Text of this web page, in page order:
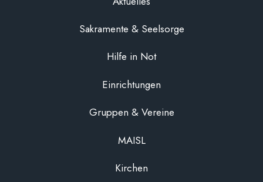
Sakramente & Seelsorge
Hilfe in Not
Einrichtungen
Gruppen & Vereine
MAISL
Kirchen